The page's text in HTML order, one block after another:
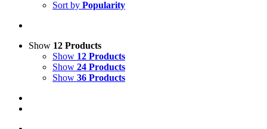
Sort by Popularity
Show 12 Products
Show 12 Products
Show 24 Products
Show 36 Products